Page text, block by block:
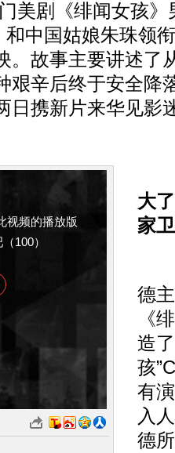
剧《绯闻女孩》
中国姑娘朱珠领
。故事主要讲述了
艰辛后终于安全降
日携新片来华见影
视频的播放版
100）
大
家卫
德
《
造
孩
有
入
德